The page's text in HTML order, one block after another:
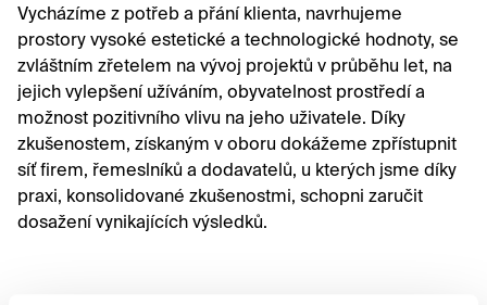
Vycházíme z potřeb a přání klienta, navrhujeme
prostory vysoké estetické a technologické hodnoty, se
zvláštním zřetelem na vývoj projektů v průběhu let, na
jejich vylepšení užíváním, obyvatelnost prostředí a
možnost pozitivního vlivu na jeho uživatele. Díky
zkušenostem, získaným v oboru dokážeme zpřístupnit
síť firem, řemeslníků a dodavatelů, u kterých jsme díky
praxi, konsolidované zkušenostmi, schopni zaručit
dosažení vynikajících výsledků.